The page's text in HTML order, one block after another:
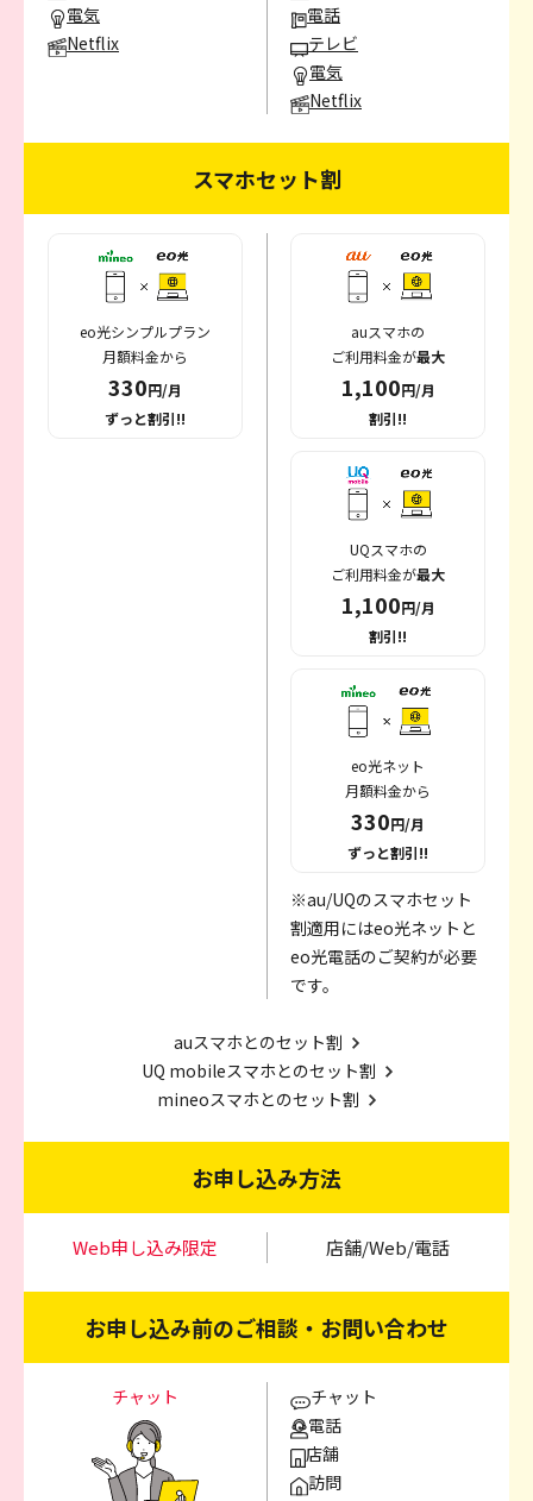
電気
Netflix
電話
テレビ
電気
Netflix
スマホセット割
eo光シンプルプラン
月額料金から
330円/月
ずっと割引!!
auスマホの
ご利用料金が最大
1,100円/月
割引!!
UQスマホの
ご利用料金が最大
1,100円/月
割引!!
eo光ネット
月額料金から
330円/月
ずっと割引!!
※au/UQのスマホセット
割適用にはeo光ネットと
eo光電話のご契約が必要
です。
auスマホとのセット割
UQ mobileスマホとのセット割
mineoスマホとのセット割
お申し込み方法
Web申し込み限定 店舗/Web/電話
お申し込み前のご相談・お問い合わせ
チャット
チャット
電話
店舗
訪問